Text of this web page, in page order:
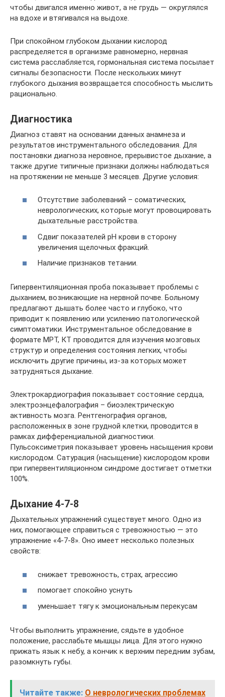
чтобы двигался именно живот, а не грудь — округлялся
на вдохе и втягивался на выдохе.
При спокойном глубоком дыхании кислород
распределяется в организме равномерно, нервная
система расслабляется, гормональная система посылает
сигналы безопасности. После нескольких минут
глубокого дыхания возвращается способность мыслить
рационально.
Диагностика
Диагноз ставят на основании данных анамнеза и
результатов инструментального обследования. Для
постановки диагноза неровное, прерывистое дыхание, а
также другие типичные признаки должны наблюдаться
на протяжении не меньше 3 месяцев. Другие условия:
Отсутствие заболеваний – соматических,
неврологических, которые могут провоцировать
дыхательные расстройства.
Сдвиг показателей pH крови в сторону
увеличения щелочных фракций.
Наличие признаков тетании.
Гипервентиляционная проба показывает проблемы с
дыханием, возникающие на нервной почве. Больному
предлагают дышать более часто и глубоко, что
приводит к появлению или усилению патологической
симптоматики. Инструментальное обследование в
формате МРТ, КТ проводится для изучения мозговых
структур и определения состояния легких, чтобы
исключить другие причины, из-за которых может
затрудняться дыхание.
Электрокардиография показывает состояние сердца,
электроэнцефалография – биоэлектрическую
активность мозга. Рентгенография органов,
расположенных в зоне грудной клетки, проводится в
рамках дифференциальной диагностики.
Пульсоксиметрия показывает уровень насыщения крови
кислородом. Сатурация (насыщение) кислородом крови
при гипервентиляционном синдроме достигает отметки
100%.
Дыхание 4-7-8
Дыхательных упражнений существует много. Одно из
них, помогающее справиться с тревожностью — это
упражнение «4-7-8». Оно имеет несколько полезных
свойств:
снижает тревожность, страх, агрессию
помогает спокойно уснуть
уменьшает тягу к эмоциональным перекусам
Чтобы выполнить упражнение, сядьте в удобное
положение, расслабьте мышцы лица. Для этого нужно
прижать язык к небу, а кончик к верхним передним зубам,
разомкнуть губы.
Читайте также: О неврологических проблемах